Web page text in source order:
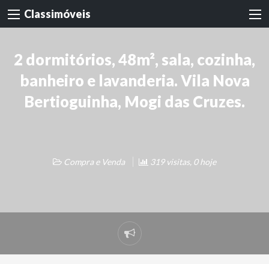
Classimóveis
2 dormitórios, 48m², sala, cozinha,
banheiro e lavanderia. Vila Nova
Bertioguinha, Mogi das Cruzes.
Compra e Venda 319 visitas, 0 hoje
Denunciar
problema